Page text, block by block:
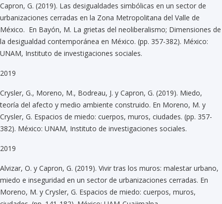
Capron, G. (2019). Las desigualdades simbólicas en un sector de
urbanizaciones cerradas en la Zona Metropolitana del Valle de
México. En Bayón, M. La grietas del neoliberalismo; Dimensiones de
la desigualdad contemporánea en México. (pp. 357-382). México:
UNAM, Instituto de investigaciones sociales.
2019
Crysler, G., Moreno, M., Bodreau, J. y Capron, G. (2019). Miedo,
teoría del afecto y medio ambiente construido. En Moreno, M. y
Crysler, G. Espacios de miedo: cuerpos, muros, ciudades. (pp. 357-
382). México: UNAM, Instituto de investigaciones sociales.
2019
Alvizar, O. y Capron, G. (2019). Vivir tras los muros: malestar urbano,
miedo e inseguridad en un sector de urbanizaciones cerradas. En
Moreno, M. y Crysler, G. Espacios de miedo: cuerpos, muros,